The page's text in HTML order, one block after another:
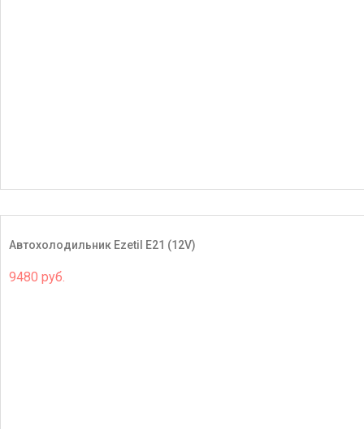
Автохолодильник Ezetil E21 (12V)
9480 руб.